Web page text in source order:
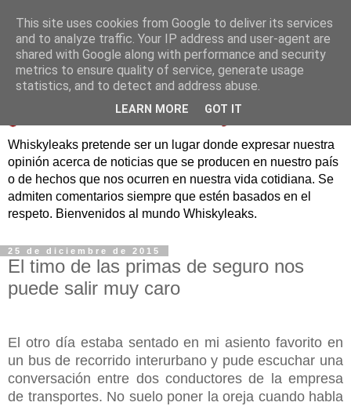
Whiskyleaks pretende ser un lugar donde expresar nuestra
opinión acerca de noticias que se producen en nuestro país
o de hechos que nos ocurren en nuestra vida cotidiana. Se
admiten comentarios siempre que estén basados en el
respeto. Bienvenidos al mundo Whiskyleaks.
25 de diciembre de 2015
El timo de las primas de seguro nos
puede salir muy caro
El otro día estaba sentado en mi asiento favorito en
un bus de recorrido interurbano y pude escuchar una
conversación entre dos conductores de la empresa
de transportes. No suelo poner la oreja cuando habla
This site uses cookies from Google to deliver its services
and to analyze traffic. Your IP address and user-agent are
shared with Google along with performance and security
metrics to ensure quality of service, generate usage
statistics, and to detect and address abuse.
LEARN MORE GOT IT